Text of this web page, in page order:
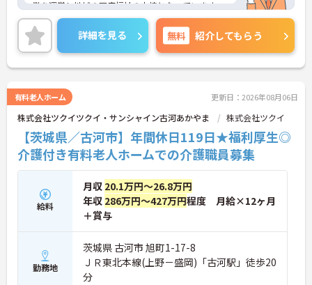
業を運営し地域の医療福祉の中核となっています。
ご興味ある方には、面接対策ポイントなど、さらに
詳細をお話しいたしますのでお気軽にご相談くださ
い！
詳細を見る 無料 紹介してもらう
有料老人ホーム 更新日：2026年08月06日
株式会社ツクイツクイ・サンシャイン古河あかやま 株式会社ツクイ
【茨城県／古河市】年間休日119日★福利厚生◎
介護付き有料老人ホームでの介護職員募集
給料
月収 20.1万円～26.8万円
年収 286万円～427万円程度 月給×12ヶ月
＋賞与
勤務地
茨城県 古河市 旭町1-17-8
ＪＲ東北本線(上野－盛岡)「古河駅」徒歩20
分